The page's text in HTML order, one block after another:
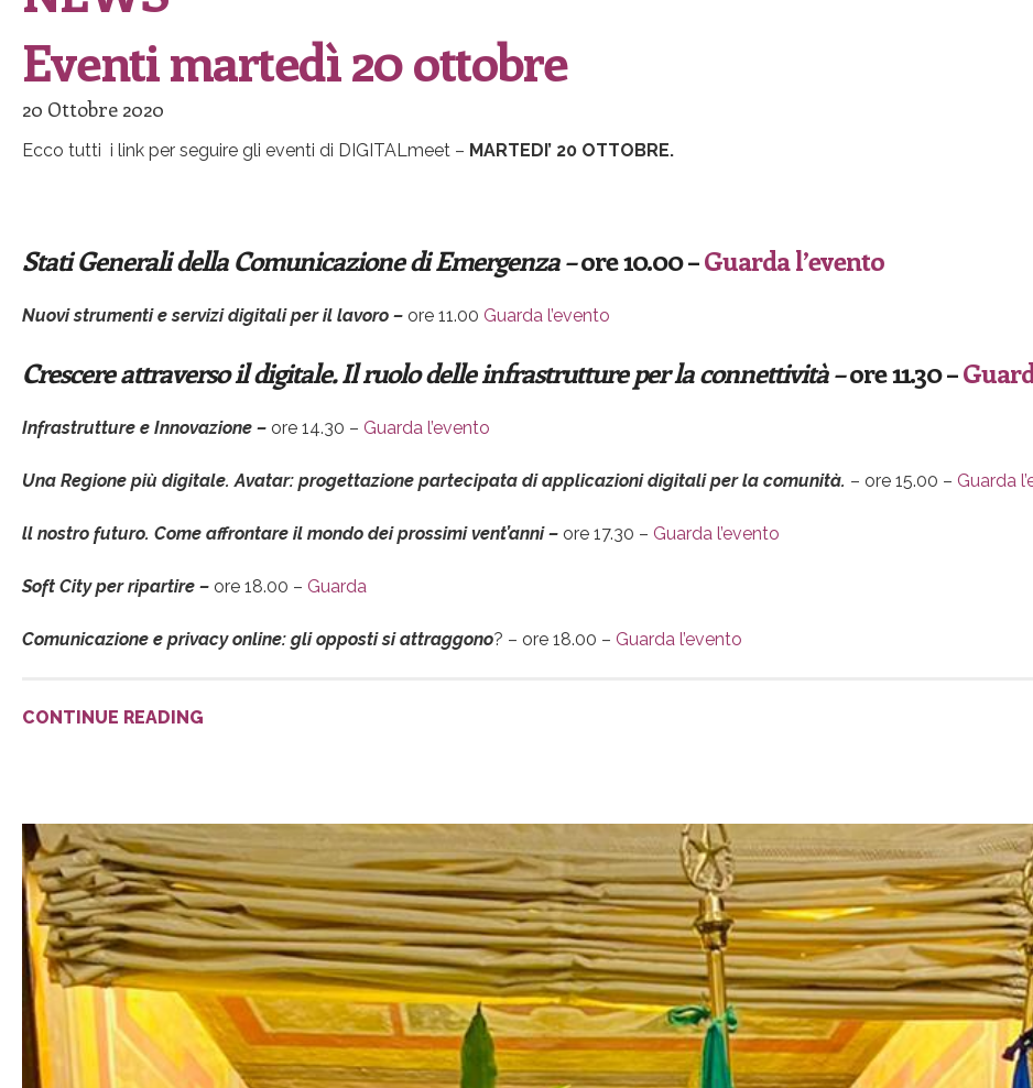
Eventi martedì 20 ottobre
20 Ottobre 2020
Ecco tutti i link per seguire gli eventi di DIGITALmeet – MARTEDI’ 20 OTTOBRE.
Stati Generali della Comunicazione di Emergenza –ore 10.00 –Guarda l’evento
Nuovi strumenti e servizi digitali per il lavoro – ore 11.00 Guarda l’evento
Crescere attraverso il digitale. Il ruolo delle infrastrutture per la connettività –ore 11.30 –
Infrastrutture e Innovazione – ore 14.30 – Guarda l’evento
Una Regione più digitale. Avatar: progettazione partecipata di applicazioni digitali per la comunità. – ore 15.00 – Guarda
ll nostro futuro. Come affrontare il mondo dei prossimi vent’anni – ore 17.30 – Guarda l’evento
Soft City per ripartire – ore 18.00 – Guarda
Comunicazione e privacy online: gli opposti si attraggono? – ore 18.00 – Guarda l’evento
CONTINUE READING